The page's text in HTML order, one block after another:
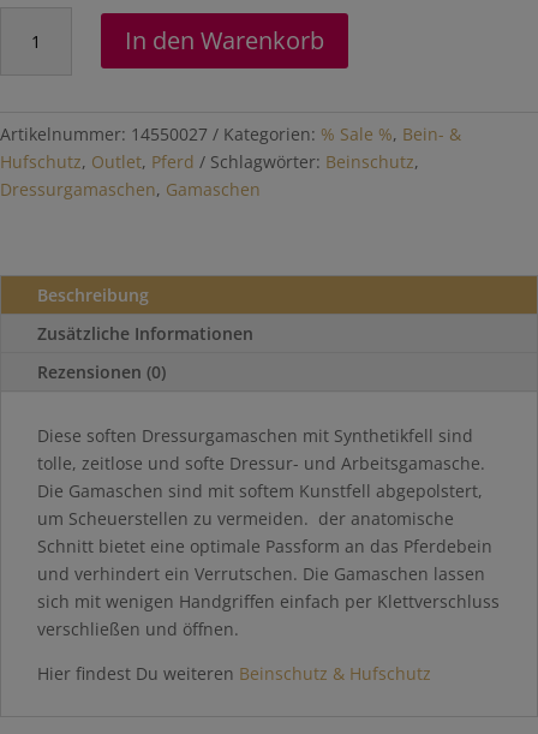
Dressurgamaschen
Menge
In den Warenkorb
Artikelnummer: 14550027 Kategorien: % Sale %, Bein- &
Hufschutz, Outlet, Pferd Schlagwörter: Beinschutz,
Dressurgamaschen, Gamaschen
Beschreibung
Zusätzliche Informationen
Rezensionen (0)
Diese soften Dressurgamaschen mit Synthetikfell sind
tolle, zeitlose und softe Dressur- und Arbeitsgamasche.
Die Gamaschen sind mit softem Kunstfell abgepolstert,
um Scheuerstellen zu vermeiden. der anatomische
Schnitt bietet eine optimale Passform an das Pferdebein
und verhindert ein Verrutschen. Die Gamaschen lassen
sich mit wenigen Handgriffen einfach per Klettverschluss
verschließen und öffnen.
Hier findest Du weiteren Beinschutz & Hufschutz